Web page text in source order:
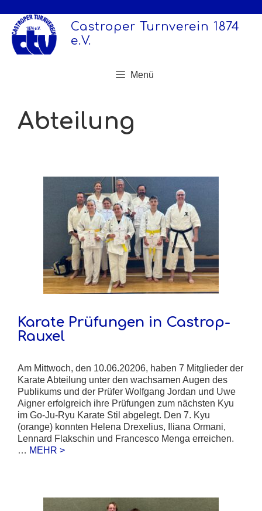
Inhalt
springen
Castroper Turnverein 1874
e.V.
Menü
Abteilung
Karate Prüfungen in Castrop-
Rauxel
Am Mittwoch, den 10.06.20206, haben 7 Mitglieder der
Karate Abteilung unter den wachsamen Augen des
Publikums und der Prüfer Wolfgang Jordan und Uwe
Aigner erfolgreich ihre Prüfungen zum nächsten Kyu
im Go-Ju-Ryu Karate Stil abgelegt. Den 7. Kyu
(orange) konnten Helena Drexelius, Iliana Ormani,
Lennard Flakschin und Francesco Menga erreichen.
… MEHR >